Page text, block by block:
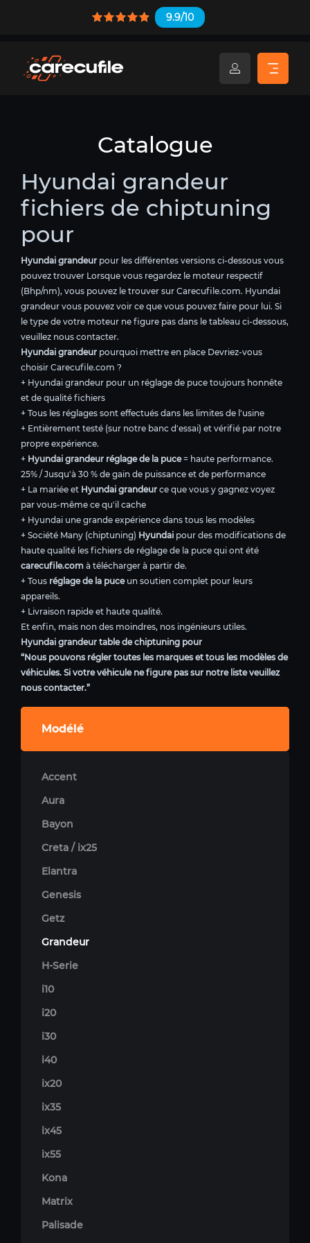
9.9/10
Catalogue
Hyundai grandeur
fichiers de chiptuning
pour
Hyundai grandeur pour les différentes versions ci-dessous vous
pouvez trouver Lorsque vous regardez le moteur respectif
(Bhp/nm), vous pouvez le trouver sur Carecufile.com. Hyundai
grandeur vous pouvez voir ce que vous pouvez faire pour lui. Si
le type de votre moteur ne figure pas dans le tableau ci-dessous,
veuillez nous contacter.
Hyundai grandeur pourquoi mettre en place Devriez-vous
choisir Carecufile.com ?
+ Hyundai grandeur pour un réglage de puce toujours honnête
et de qualité fichiers
+ Tous les réglages sont effectués dans les limites de l'usine
+ Entièrement testé (sur notre banc d'essai) et vérifié par notre
propre expérience.
+ Hyundai grandeur réglage de la puce= haute performance.
25% / Jusqu'à 30 % de gain de puissance et de performance
+ La mariée et Hyundai grandeur ce que vous y gagnez voyez
par vous-même ce qu'il cache
+ Hyundai une grande expérience dans tous les modèles
+ Société Many (chiptuning) Hyundai pour des modifications de
haute qualité les fichiers de réglage de la puce qui ont été
carecufile.com à télécharger à partir de.
+ Tous réglage de la puceun soutien complet pour leurs
appareils.
+ Livraison rapide et haute qualité.
Et enfin, mais non des moindres, nos ingénieurs utiles.
Hyundai grandeur table de chiptuning pour
“Nous pouvons régler toutes les marques et tous les modèles de
véhicules. Si votre véhicule ne figure pas sur notre liste veuillez
nous contacter.”
Modélé
Accent
Aura
Bayon
Creta / ix25
Elantra
Genesis
Getz
Grandeur
H-Serie
i10
i20
i30
i40
ix20
ix35
ix45
ix55
Kona
Matrix
Palisade